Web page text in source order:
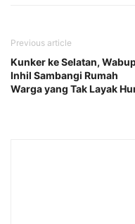
Previous article
Kunker ke Selatan,
Inhil Sambangi Rumah
Warga yang Tak Layak